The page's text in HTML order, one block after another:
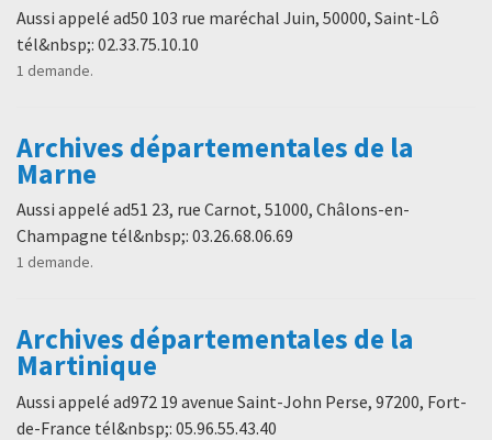
Aussi appelé ad50 103 rue maréchal Juin, 50000, Saint-Lô
tél&nbsp;: 02.33.75.10.10
1 demande.
Archives départementales de la
Marne
Aussi appelé ad51 23, rue Carnot, 51000, Châlons-en-
Champagne tél&nbsp;: 03.26.68.06.69
1 demande.
Archives départementales de la
Martinique
Aussi appelé ad972 19 avenue Saint-John Perse, 97200, Fort-
de-France tél&nbsp;: 05.96.55.43.40